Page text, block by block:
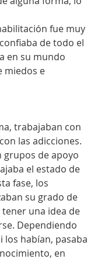
fue muy
de todo el
en su mundo
miedos e
trabajaban con
las adicciones.
grupos de apoyo
el estado de
fase, los
su grado de
una idea de
Dependiendo
los habían, pasaba
en